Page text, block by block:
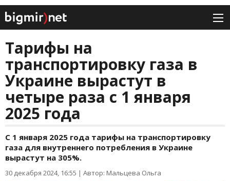
Тарифы на
транспортировку газа в
Украине вырастут в
четыре раза с 1 января
2025 года
С 1 января 2025 года тарифы на транспортировку
газа для внутреннего потребления в Украине
вырастут на 305%.
30 декабря 2024, 16:55 | Автор: Мальцева Ольга